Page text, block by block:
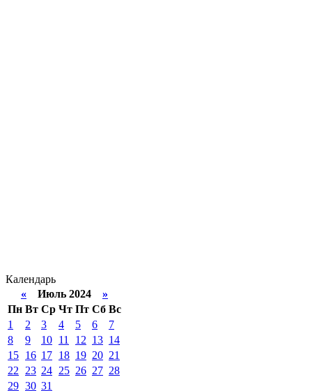
Календарь
« Июль 2024 »
Пн Вт Ср Чт Пт Сб Вс
1
2 3 4 5 6
7
8
9 10 11 12 13 14
15 16 17 18 19 20 21
22
23 24 25 26 27 28
29 30 31